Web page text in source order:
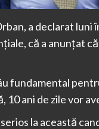
a declarat luni
că a anunţat
fundamental
10 ani de zile vor
la această